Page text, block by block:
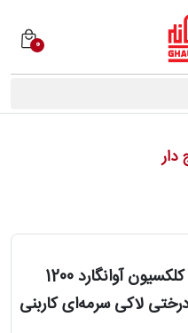
0
فرش تهران کلکسیون آوانگارد 1200
لاکی سرمه‌ای کاربنی